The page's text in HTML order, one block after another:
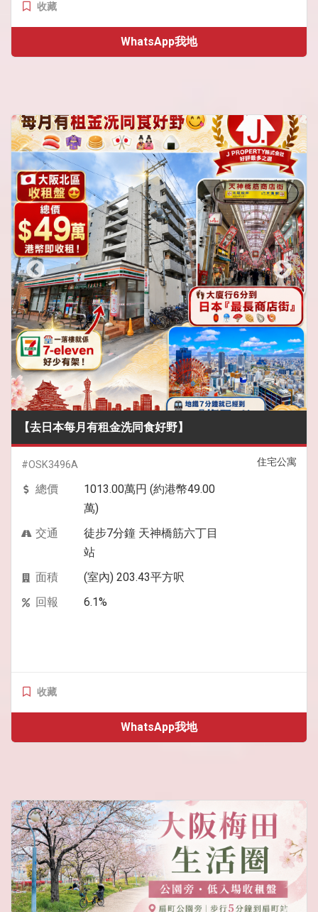
收藏
WhatsApp我地
【去日本每月有租金洗同食好野】
住宅公寓
#OSK3496A
總價
1013.00萬円 (約港幣49.00
萬)
交通
徒步7分鐘 天神橋筋六丁目
站
面積
(室內) 203.43平方呎
回報
6.1%
收藏
WhatsApp我地